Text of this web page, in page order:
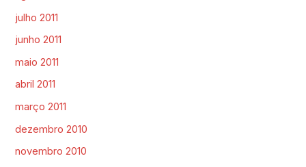
julho 2011
junho 2011
maio 2011
abril 2011
março 2011
dezembro 2010
novembro 2010